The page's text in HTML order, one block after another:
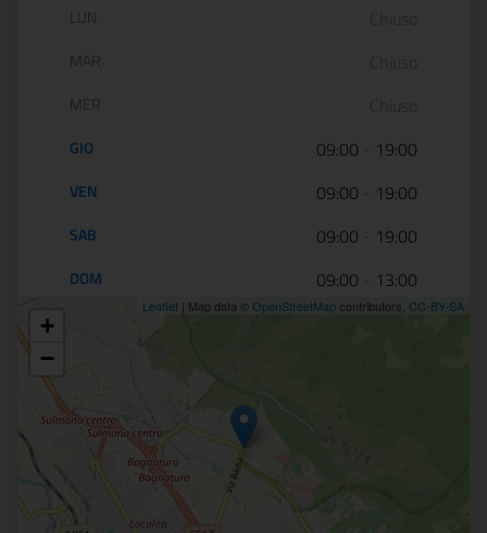
Orario di apertura:
LUN
MAR
MER
GIO 09:00 19:00
VEN 09:00 19:00
SAB 09:00 19:00
DOM 09:00 13:00
Posizione
+
−
Leaflet | Map data © OpenStreetMapcontributors, CC-BY-SA